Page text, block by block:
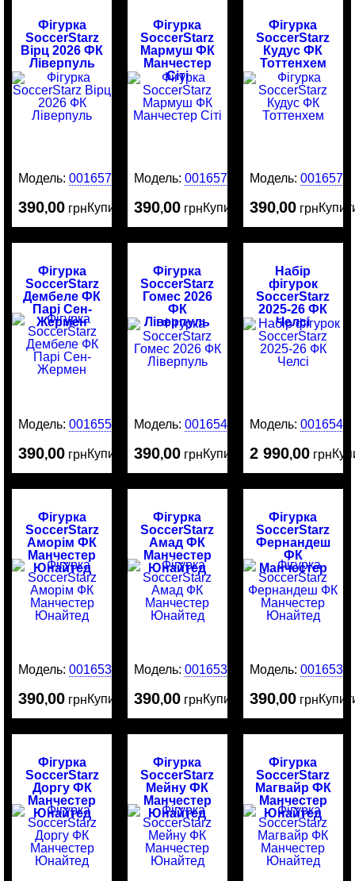
Фігурка
SoccerStarz
Вірц 2026 ФК
Ліверпуль
Модель:0016578
390,00 грнКупити
Фігурка
SoccerStarz
Мармуш ФК
Манчестер
Сіті
Модель:0016577
390,00 грнКупити
Фігурка
SoccerStarz
Кудус ФК
Тоттенхем
Модель: 0016576
390,00 грн
Фігурка
SoccerStarz
Дембеле ФК
Парі Сен-
Жермен
Модель:0016554
390,00 грнКупити
Фігурка
SoccerStarz
Гомес 2026
ФК
Ліверпуль
Модель:0016545
390,00 грнКупити
Набір
фігурок
SoccerStarz
2025-26 ФК
Челсі
Модель: 0016544
2 990,00 грн
Фігурка
SoccerStarz
Аморім ФК
Манчестер
Юнайтед
Модель:0016534
390,00 грнКупити
Фігурка
SoccerStarz
Амад ФК
Манчестер
Юнайтед
Модель:0016532
390,00 грнКупити
Фігурка
SoccerStarz
Фернандеш
ФК
Манчестер
Юнайтед
Модель: 0016530
390,00 грн
Фігурка
SoccerStarz
Доргу ФК
Манчестер
Юнайтед
Фігурка
SoccerStarz
Мейну ФК
Манчестер
Юнайтед
Фігурка
SoccerStarz
Магвайр ФК
Манчестер
Юнайтед